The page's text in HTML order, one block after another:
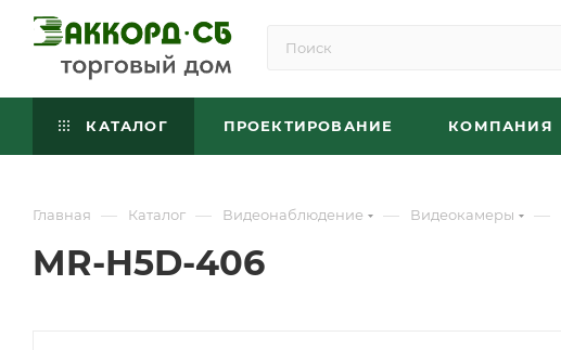
КАТАЛОГ ПРОЕКТИРОВАНИЕ КОМПАНИЯ
Главная — Каталог — Видеонаблюдение — Видеокамеры —
MR-H5D-406